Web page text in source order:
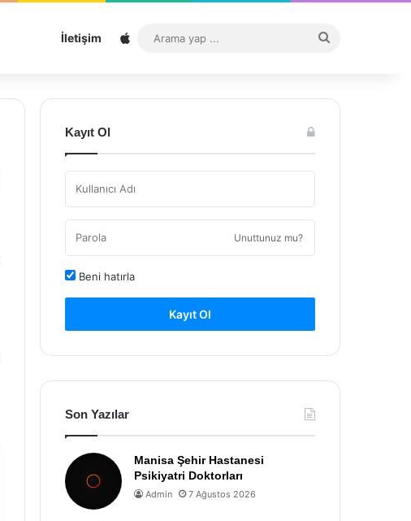
İletişim Sitemap
...
Kayıt Ol
Unuttunuz mu?
Beni hatırla
Kayıt Ol
Son Yazılar
Manisa Şehir Hastanesi
Psikiyatri Doktorları
Admin 7 Ağustos 2026